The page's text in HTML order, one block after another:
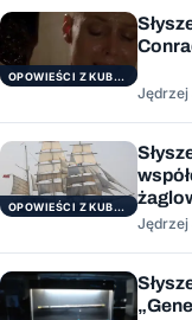
OPOWIEŚCI Z KUBRYKU
Jędrzej
OPOWIEŚCI Z KUBRYKU
Jędrzej